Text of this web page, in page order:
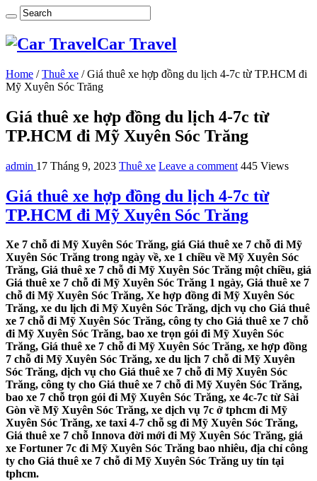
Car Travel
Home / Thuê xe / Giá thuê xe hợp đồng du lịch 4-7c từ TP.HCM đi
Mỹ Xuyên Sóc Trăng
Giá thuê xe hợp đồng du lịch 4-7c từ
TP.HCM đi Mỹ Xuyên Sóc Trăng
admin 17 Tháng 9, 2023 Thuê xe Leave a comment 445 Views
Giá thuê xe hợp đồng du lịch 4-7c từ
TP.HCM đi Mỹ Xuyên Sóc Trăng
Xe 7 chỗ đi Mỹ Xuyên Sóc Trăng, giá Giá thuê xe 7 chỗ đi Mỹ
Xuyên Sóc Trăng trong ngày về, xe 1 chiều về Mỹ Xuyên Sóc
Trăng, Giá thuê xe 7 chỗ đi Mỹ Xuyên Sóc Trăng một chiều, giá
Giá thuê xe 7 chỗ đi Mỹ Xuyên Sóc Trăng 1 ngày, Giá thuê xe 7
chỗ đi Mỹ Xuyên Sóc Trăng, Xe hợp đồng đi Mỹ Xuyên Sóc
Trăng, xe du lịch đi Mỹ Xuyên Sóc Trăng, dịch vụ cho Giá thuê
xe 7 chỗ đi Mỹ Xuyên Sóc Trăng, công ty cho Giá thuê xe 7 chỗ
đi Mỹ Xuyên Sóc Trăng, bao xe trọn gói đi Mỹ Xuyên Sóc
Trăng, Giá thuê xe 7 chỗ đi Mỹ Xuyên Sóc Trăng, xe hợp đồng
7 chỗ đi Mỹ Xuyên Sóc Trăng, xe du lịch 7 chỗ đi Mỹ Xuyên
Sóc Trăng, dịch vụ cho Giá thuê xe 7 chỗ đi Mỹ Xuyên Sóc
Trăng, công ty cho Giá thuê xe 7 chỗ đi Mỹ Xuyên Sóc Trăng,
bao xe 7 chỗ trọn gói đi Mỹ Xuyên Sóc Trăng, xe 4c-7c từ Sài
Gòn về Mỹ Xuyên Sóc Trăng, xe dịch vụ 7c ở tphcm đi Mỹ
Xuyên Sóc Trăng, xe taxi 4-7 chỗ sg đi Mỹ Xuyên Sóc Trăng,
Giá thuê xe 7 chỗ Innova đời mới đi Mỹ Xuyên Sóc Trăng, giá
xe Fortuner 7c đi Mỹ Xuyên Sóc Trăng bao nhiêu, địa chỉ công
ty cho Giá thuê xe 7 chỗ đi Mỹ Xuyên Sóc Trăng uy tín tại
tphcm.